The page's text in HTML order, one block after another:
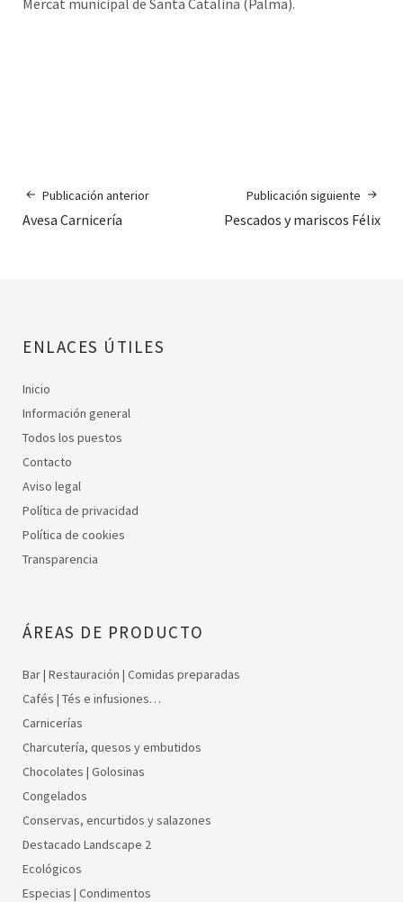
Publicación anterior
Avesa Carnicería
Publicación siguiente
Pescados y mariscos Félix
ENLACES ÚTILES
Inicio
Información general
Todos los puestos
Contacto
Aviso legal
Política de privacidad
Política de cookies
Transparencia
ÁREAS DE PRODUCTO
Bar | Restauración | Comidas preparadas
Cafés | Tés e infusiones…
Carnicerías
Charcutería, quesos y embutidos
Chocolates | Golosinas
Congelados
Conservas, encurtidos y salazones
Destacado Landscape 2
Ecológicos
Especias | Condimentos